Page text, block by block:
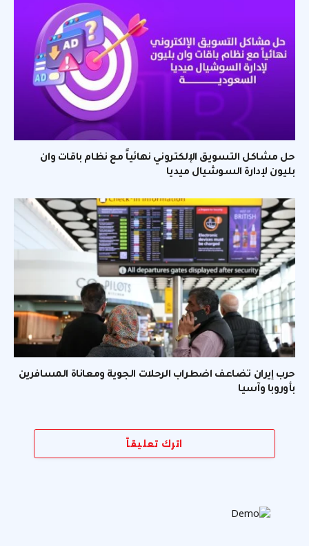
حل مشاكل التسويق الإلكتروني نهائياً مع نظام باقات وان
بليون لإدارة السوشيال ميديا
حرب إيران تضاعف اضطراب الرحلات الجوية ومعاناة المسافرين
بأوروبا وآسيا
اترك تعليقاً